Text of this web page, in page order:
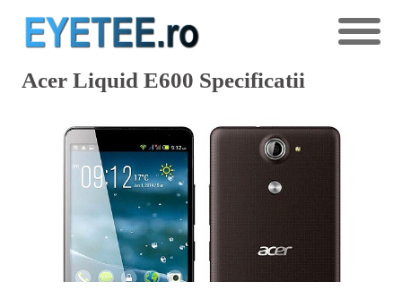
Acer Liquid E600 Specificatii